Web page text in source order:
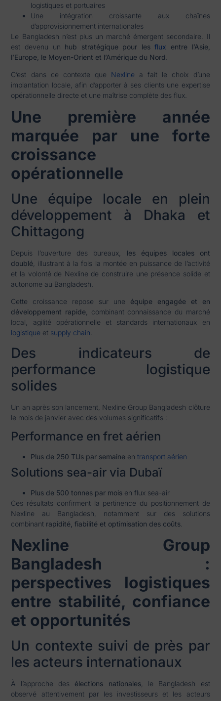
logistiques et portuaires
Une intégration croissante aux chaînes
d’approvisionnement internationales
Le Bangladesh n’est plus un marché émergent secondaire. Il
est devenu un hub stratégique pour lesflux entre l’Asie,
l’Europe, le Moyen-Orient et l’Amérique du Nord
C’est dans ce contexte que Nexline a fait le choix d’une
implantation locale, afin d’apporter à ses clients une expertise
opérationnelle directe et une maîtrise complète des flux.
Une première année
marquée par une forte
croissance
opérationnelle
Une équipe locale en plein
développement à Dhaka et
Chittagong
Depuis l’ouverture des bureaux, les équipes locales ont
doublé , illustrant à la fois la montée en puissance de l’activité
et la volonté de Nexline de construire une présence solide et
autonome au Bangladesh.
Cette croissance repose sur une équipe engagée et en
développement rapide , combinant connaissance du marché
local, agilité opérationnelle et standards internationaux en
logistique et supply chain
Des indicateurs de
performance logistique
solides
Un an après son lancement, Nexline Group Bangladesh clôture
le mois de janvier avec des volumes significatifs :
Performance en fret aérien
Plus de 250 TUs par semaine entransport aérien
Solutions sea-air via Dubaï
Plus de 500 tonnes par mois en flux sea-air
Ces résultats confirment la pertinence du positionnement de
Nexline au Bangladesh, notamment sur des solutions
combinant rapidité, fiabilité et optimisation des coûts
Nexline Group
Bangladesh :
perspectives logistiques
entre stabilité, confiance
et opportunités
Un contexte suivi de près par
les acteurs internationaux
À l’approche des élections nationales, le Bangladesh est
observé attentivement par les investisseurs et les acteurs